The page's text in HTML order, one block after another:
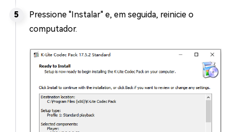
Pressione "Instalar" e, em seguida, reinicie o
computador.